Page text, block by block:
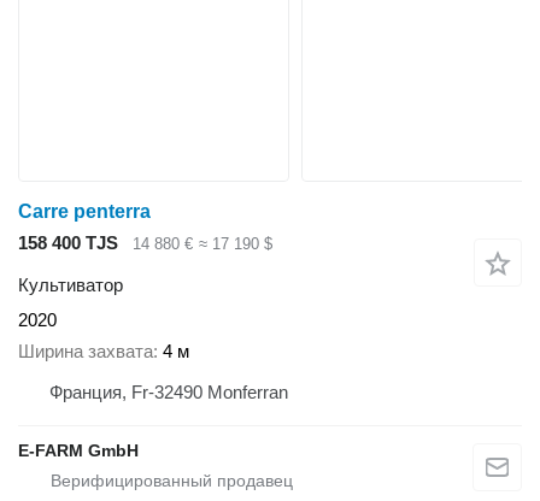
Carre penterra
158 400 TJS
14 880 € ≈ 17 190 $
Культиватор
2020
Ширина захвата 4 м
Франция, Fr-32490 Monferran
E-FARM GmbH